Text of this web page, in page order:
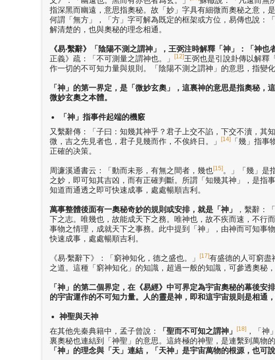
指深黑而幽遠，意思指奧秘。故「妙」字具有細微而奧秘之意，
何謂「無方」，「方」字可解為既定的框架或方位，易傳也說：
解清楚的，也與奧秘的理念相通。
《易‧繫辭》「陰陽不測之謂神」，王弼注時解釋「神」：「神也
正義》疏：「不可測量之謂神也。」
[12]王弼也是引說卦傳以解釋
作一切的不可知力量與規則。「陰陽不測之謂神」的意思，指變
「神」的第一界定，是「微妙玄奧」，這裏神的意思是指奧秘
微妙玄奧之本體。
「神」指事件起端的機竅
又繫辭傳：「子曰：知幾其神乎？君子上交不諂，下交不瀆，其
微，吉之先見者也，君子見幾而作，不俟終日。」
[14]
「幾」指
正確的决策。
周濂溪通書云：「動而未形，有無之間者，幾也[15]。」「幾」是
之妙，即可知其吉凶，而有正確判斷。所謂「知幾其神」，是指
知道而通透之即可快速成事，處處暢順吉利。
萬事整體後面有一奧秘奇妙的規則或安排，就是「神」
，繫辭：
下之志。唯幾也，故能成天下之務。唯神也，故不疾而速，不行而
事物之情理，成就天下之事務。此中提到「神」，由神而可知事
快速成事，處處暢順吉利。
《易‧繫辭下》：「窮神知化，德之盛也。」 [17]有盛德的人可窮盡
之道。這種「窮神知化」的知識，超過一般的知識，可參透奧秘
「神」的第二個界定，在《易經》中可界定為宇宙奧秘的幕後
的宇宙運作的不可知力量。人的靈是神，即和這宇宙規則是相通
神聖與天神
在其他先秦典籍中，孟子曾說：
「聖而不可知之謂神」 [18] ，「神
裏奧秘也連結到「神聖」的意思。這終極的神聖，是連繫到萬物
「神」的理念與「天」連結，「天神」是宇宙萬物的根源，也可